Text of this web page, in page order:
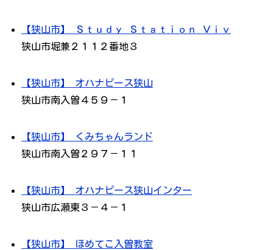
【狭山市】 Ｓｔｕｄｙ Ｓｔａｔｉｏｎ Ｖｉｖ
狭山市堀兼２１１２番地３
【狭山市】 オハナピース狭山
狭山市南入曽４５９－１
【狭山市】 くみちゃんランド
狭山市南入曽２９７－１１
【狭山市】 オハナピース狭山インター
狭山市広瀬東３－４－１
【狭山市】 ほめてこ入曽教室